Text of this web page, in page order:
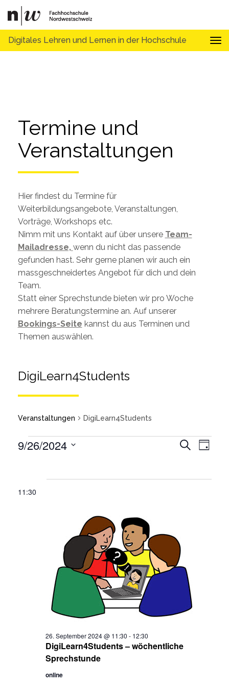
Digitales Lehren und Lernen in der Hochschule
Termine und
Veranstaltungen
Hier findest du Termine für
Weiterbildungsangebote, Veranstaltungen,
Vorträge, Workshops etc.
Nimm mit uns Kontakt auf über unsere Team-
Mailadresse, wenn du nicht das passende
gefunden hast. Sehr gerne planen wir auch ein
massgeschneidertes Angebot für dich und dein
Team.
Statt einer Sprechstunde bieten wir pro Woche
mehrere Beratungstermine an. Auf unserer
Bookings-Seite kannst du aus Terminen und
Themen auswählen.
DigiLearn4Students
Veranstaltungen DigiLearn4Students
26.
Such-
Suche
Tag
9/26/2024
11:30
DigiLearn4Students – wöchentliche
Sprechstunde
26. September 2024 @ 11:30 - 12:30
online